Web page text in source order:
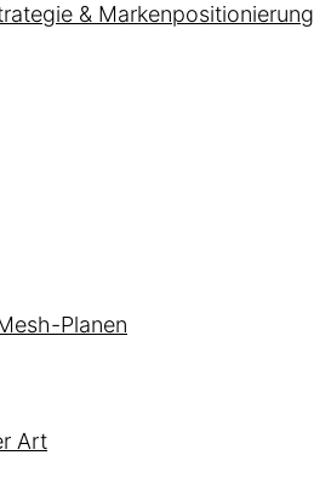
& Markenpositionierung
Planen
Art